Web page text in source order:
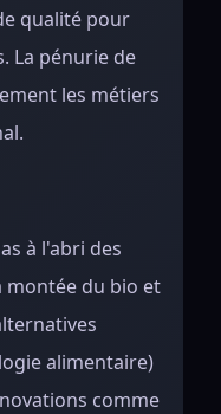
qualité pour
La pénurie de
les métiers
à l'abri des
montée du bio et
alimentaire)
comme